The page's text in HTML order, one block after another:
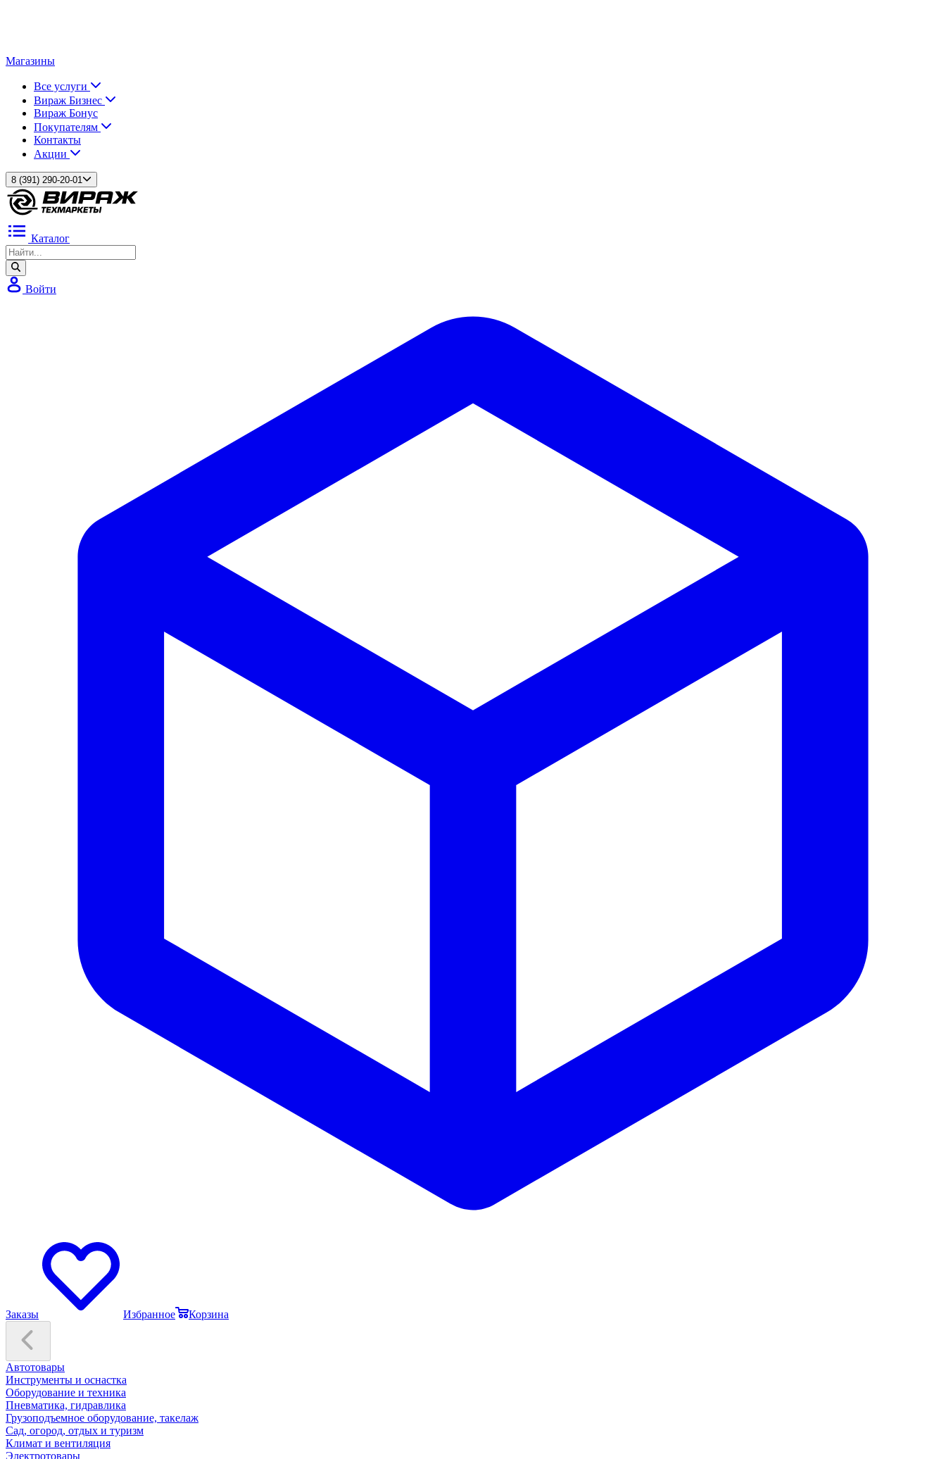
Магазины
Все услуги
Вираж Бизнес
Вираж Бонус
Покупателям
Контакты
Акции
8 (391) 290-20-01
Каталог
Войти
Заказы Избранное Корзина
Автотовары
Инструменты и оснастка
Оборудование и техника
Пневматика, гидравлика
Грузоподъемное оборудование, такелаж
Сад, огород, отдых и туризм
Климат и вентиляция
Электротовары